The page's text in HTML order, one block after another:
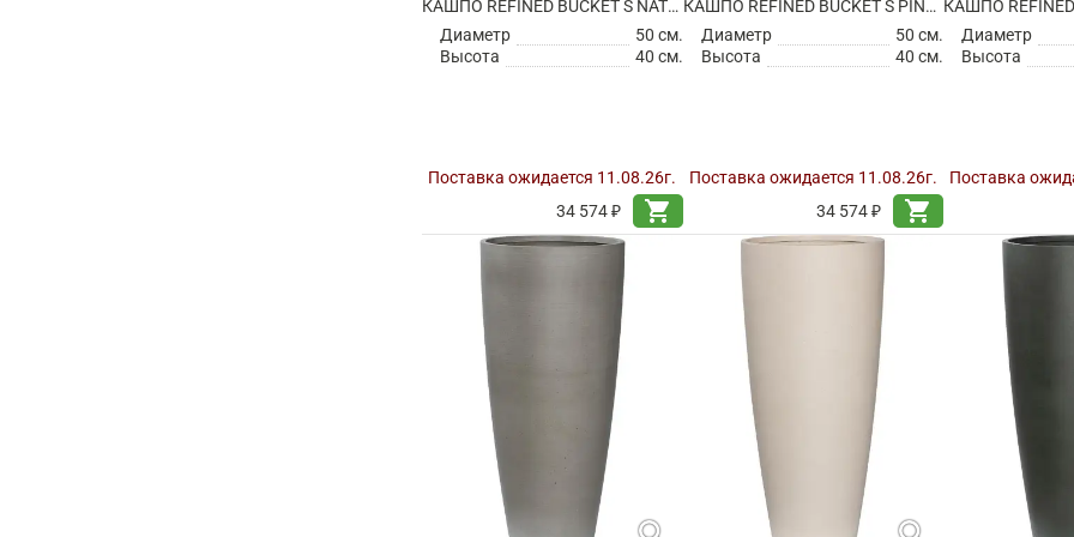
КАШПО REFINED BUCKET S NATURAL WHITE
Диаметр
50 см.
Высота
40 см.
Поставка ожидается 11.08.26г.
34 574 ₽
shopping_cart
КАШПО REFINED BUCKET S PINE GREEN
Диаметр
50 см.
Высота
40 см.
Поставка ожидается 11.08.26г.
34 574 ₽
shopping_cart
Диаметр
Высота
Поставка